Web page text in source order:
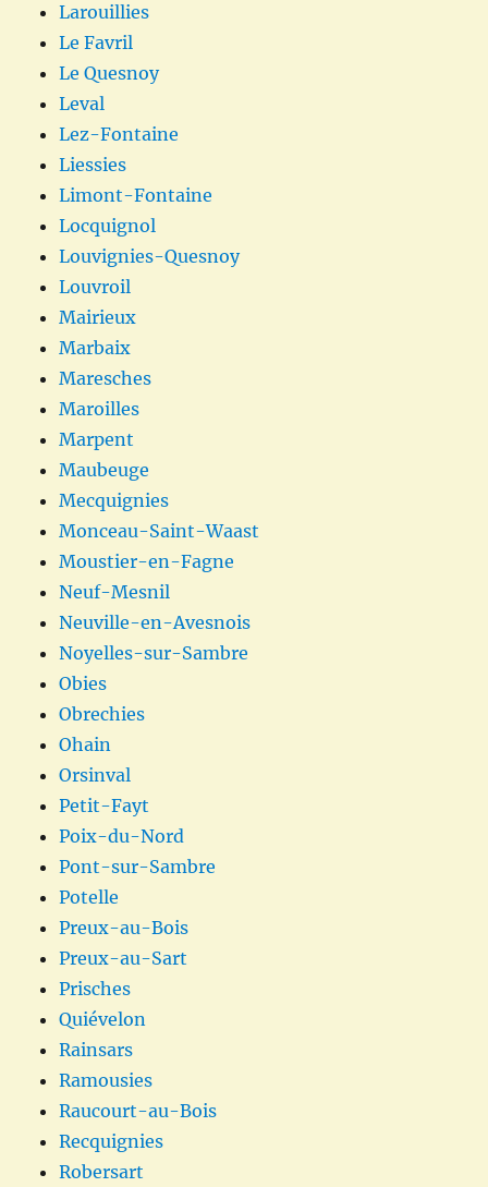
Larouillies
Le Favril
Le Quesnoy
Leval
Lez-Fontaine
Liessies
Limont-Fontaine
Locquignol
Louvignies-Quesnoy
Louvroil
Mairieux
Marbaix
Maresches
Maroilles
Marpent
Maubeuge
Mecquignies
Monceau-Saint-Waast
Moustier-en-Fagne
Neuf-Mesnil
Neuville-en-Avesnois
Noyelles-sur-Sambre
Obies
Obrechies
Ohain
Orsinval
Petit-Fayt
Poix-du-Nord
Pont-sur-Sambre
Potelle
Preux-au-Bois
Preux-au-Sart
Prisches
Quiévelon
Rainsars
Ramousies
Raucourt-au-Bois
Recquignies
Robersart